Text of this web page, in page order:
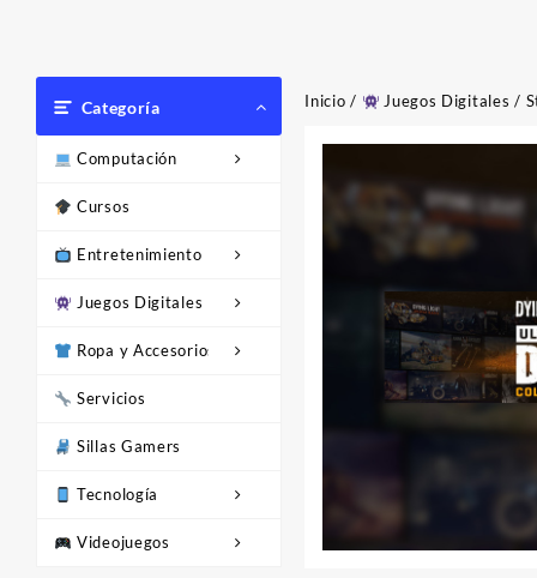
Categoría
Computación
Cursos
Entretenimiento
Juegos Digitales
Ropa y Accesorios
Servicios
Sillas Gamers
Tecnología
Videojuegos
Inicio / Juegos Digitales /